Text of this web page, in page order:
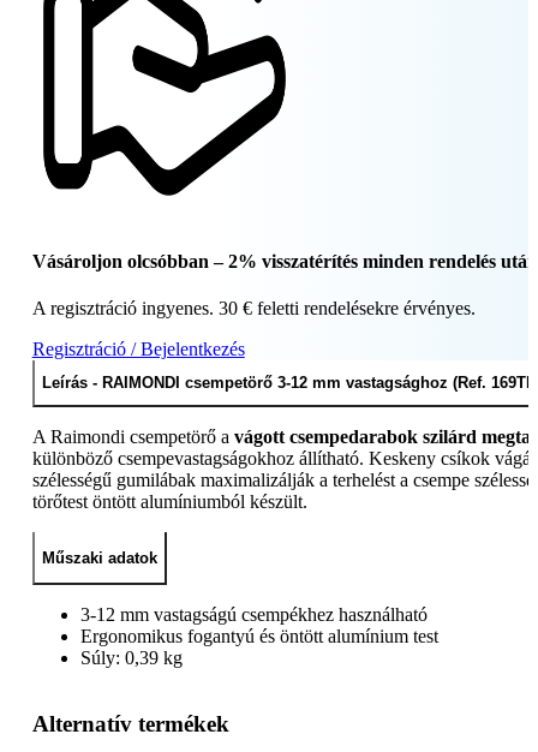
Vásároljon olcsóbban – 2% visszatérítés minden rendelés után
A regisztráció ingyenes. 30 € feletti rendelésekre érvényes.
Regisztráció / Bejelentkezés
Leírás - RAIMONDI csempetörő 3-12 mm vastagsághoz (Ref.
A Raimondi csempetörő a vágott csempedarabok szilárd
különböző csempevastagságokhoz állítható. Keskeny csíkok
szélességű gumilábak maximalizálják a terhelést a csempe
törőtest öntött alumíniumból készült.
Műszaki adatok
3-12 mm vastagságú csempékhez használható
Ergonomikus fogantyú és öntött alumínium test
Súly: 0,39 kg
Alternatív termékek